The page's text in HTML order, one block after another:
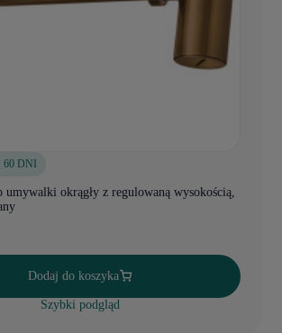
60 DNI
umywalki okrągły z regulowaną wysokością,
Dodaj do koszyka
Szybki podgląd